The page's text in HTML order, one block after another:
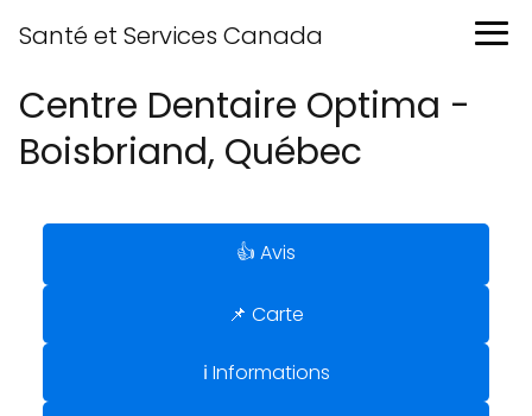
Santé et Services Canada
Centre Dentaire Optima -
Boisbriand, Québec
👍 Avis
📌 Carte
ℹ️ Informations